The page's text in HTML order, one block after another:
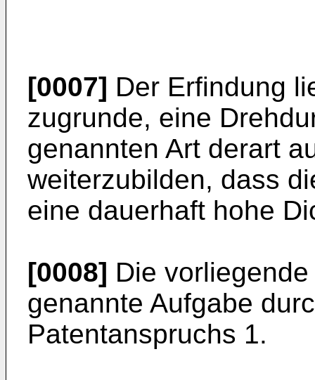
[0007] Der Erfindung
zugrunde, eine
genannten Art derart
weiterzubilden, dass
eine dauerhaft hohe
[0008] Die
genannte Aufgabe
Patentanspruchs 1.